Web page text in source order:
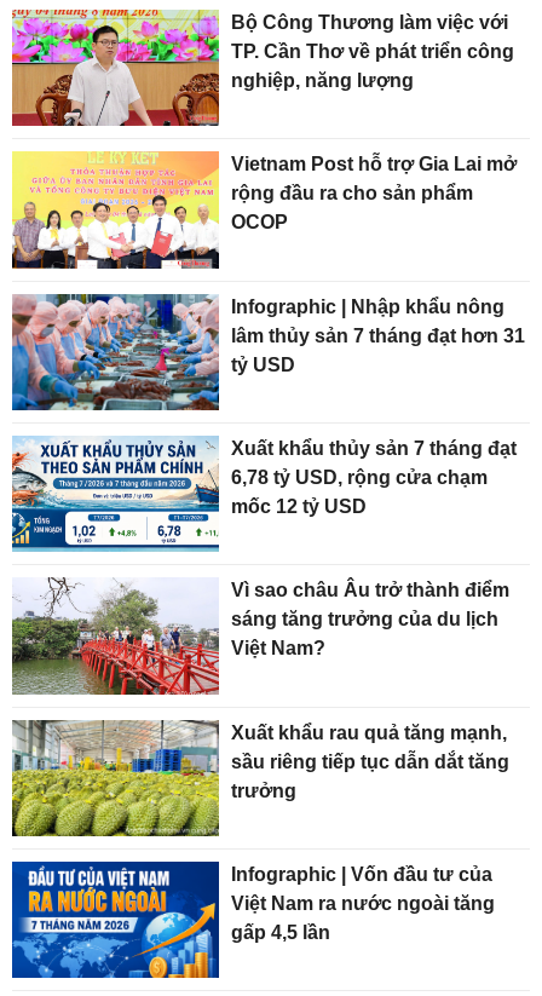
Bộ Công Thương làm việc với
TP. Cần Thơ về phát triển công
nghiệp, năng lượng
Vietnam Post hỗ trợ Gia Lai mở
rộng đầu ra cho sản phẩm
OCOP
Infographic | Nhập khẩu nông
lâm thủy sản 7 tháng đạt hơn 31
tỷ USD
Xuất khẩu thủy sản 7 tháng đạt
6,78 tỷ USD, rộng cửa chạm
mốc 12 tỷ USD
Vì sao châu Âu trở thành điểm
sáng tăng trưởng của du lịch
Việt Nam?
Xuất khẩu rau quả tăng mạnh,
sầu riêng tiếp tục dẫn dắt tăng
trưởng
Infographic | Vốn đầu tư của
Việt Nam ra nước ngoài tăng
gấp 4,5 lần